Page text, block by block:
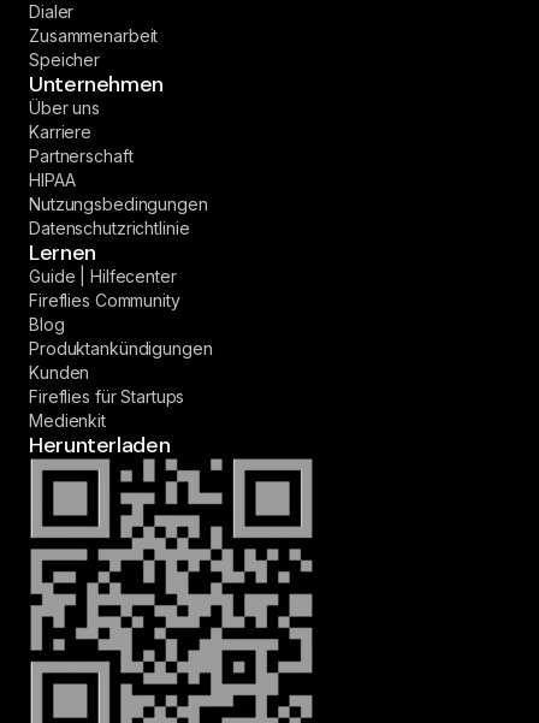
Dialer
Zusammenarbeit
Speicher
Unternehmen
Über uns
Karriere
Partnerschaft
HIPAA
Nutzungsbedingungen
Datenschutzrichtlinie
Lernen
Guide | Hilfecenter
Fireflies Community
Blog
Produktankündigungen
Kunden
Fireflies für Startups
Medienkit
Herunterladen